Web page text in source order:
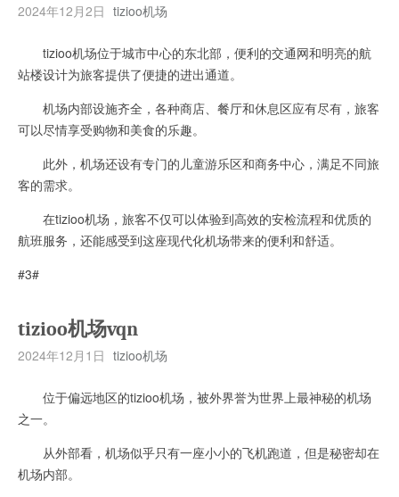
2024年12月2日 tizioo机场
tizioo机场位于城市中心的东北部，便利的交通网和明亮的航
站楼设计为旅客提供了便捷的进出通道。
机场内部设施齐全，各种商店、餐厅和休息区应有尽有，旅客
可以尽情享受购物和美食的乐趣。
此外，机场还设有专门的儿童游乐区和商务中心，满足不同旅
客的需求。
在tizioo机场，旅客不仅可以体验到高效的安检流程和优质的
航班服务，还能感受到这座现代化机场带来的便利和舒适。
#3#
tizioo机场vqn
2024年12月1日 tizioo机场
位于偏远地区的tizioo机场，被外界誉为世界上最神秘的机场
之一。
从外部看，机场似乎只有一座小小的飞机跑道，但是秘密却在
机场内部。